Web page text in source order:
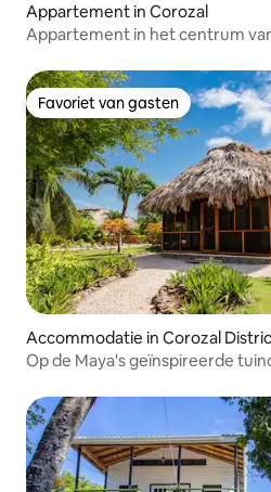
Appartement in Corozal
Appartement in het centrum
Favoriet van gasten
Favoriet van gasten
Accommodatie in Corozal
Op de Maya's geïnspireerde